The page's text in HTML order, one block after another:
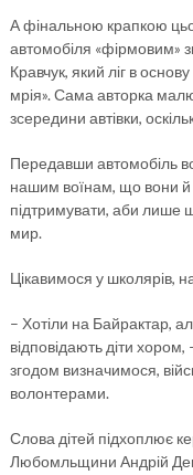
А фінальною крапкою
автомобіля «фірмовим»
Кравчук, який ліг в
мрія». Сама авторка
зсередини автівки,
Передавши автомобіль
нашим воїнам, що вони й
підтримувати, аби лише
мир.
Цікавимося у школярів,
– Хотіли на Байрактар,
відповідають діти
згодом визначимося,
волонтерами.
Слова дітей підхоплює
Любомльщини Андрій